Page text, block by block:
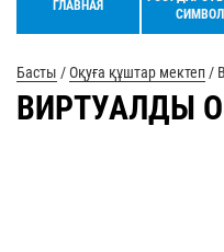
ГЛАВНАЯ
Басты /Оқуға құштар мектеп /
ВИРТУАЛДЫ